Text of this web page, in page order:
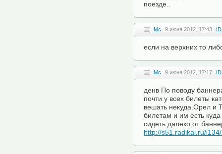
поезде..
Mc 9 июня 2012, 17:43
если на верхних то
Mc 9 июня 2012, 17:17
денв По поводу
почти у всех билеты
вешать некуда.Орел и
билетам и им есть
сидеть далеко от
http://s51.radikal.ru/